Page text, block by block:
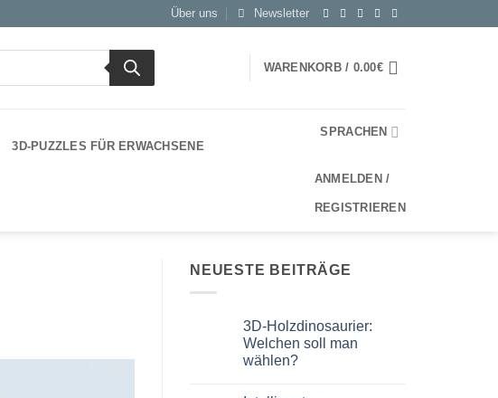
Über uns Newsletter
WARENKORB / 0.00€
3D-PUZZLES FÜR ERWACHSENE
SPRACHEN
ANMELDEN /
REGISTRIEREN
NEUESTE BEITRÄGE
3D-Holzdinosaurier:
Welchen soll man
wählen?